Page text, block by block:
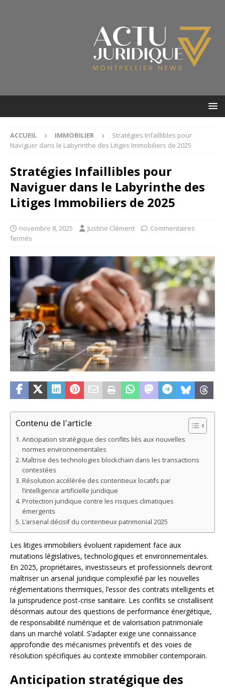
ACCUEIL IMMOBILIER
Stratégies Infaillibles pour
Naviguer dans le Labyrinthe des Litiges Immobiliers de 2025
Stratégies Infaillibles pour
Naviguer dans le Labyrinthe des
Litiges Immobiliers de 2025
novembre 8, 2025 Justine Clément
Commentaires
fermés
Contenu de l'article
Anticipation stratégique des conflits liés aux nouvelles
normes environnementales
Maîtrise des technologies blockchain dans les transactions
contestées
Résolution accélérée des contentieux locatifs par
l’intelligence artificielle juridique
Protection juridique contre les risques climatiques
émergents
L’arsenal décisif du contentieux patrimonial 2025
Les litiges immobiliers évoluent rapidement face aux
mutations législatives, technologiques et environnementales.
En 2025, propriétaires, investisseurs et professionnels devront
maîtriser un arsenal juridique complexifié par les nouvelles
réglementations thermiques, l’essor des contrats intelligents et
la jurisprudence post-crise sanitaire. Les conflits se cristallisent
désormais autour des questions de performance énergétique,
de responsabilité numérique et de valorisation patrimoniale
dans un marché volatil. S’adapter exige une connaissance
approfondie des mécanismes préventifs et des voies de
résolution spécifiques au contexte immobilier contemporain.
Anticipation stratégique des